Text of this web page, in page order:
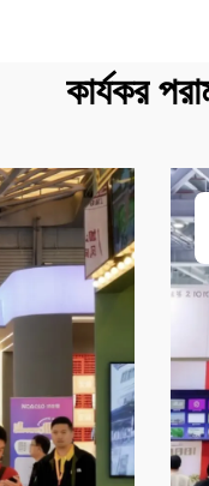
কার্যকর